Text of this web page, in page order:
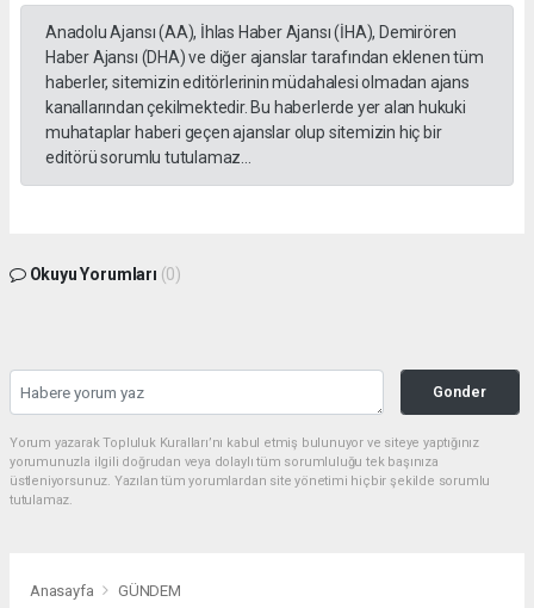
Anadolu Ajansı (AA), İhlas Haber Ajansı (İHA), Demirören
Haber Ajansı (DHA) ve diğer ajanslar tarafından eklenen tüm
haberler, sitemizin editörlerinin müdahalesi olmadan ajans
kanallarından çekilmektedir. Bu haberlerde yer alan hukuki
muhataplar haberi geçen ajanslar olup sitemizin hiç bir
editörü sorumlu tutulamaz...
Okuyu Yorumları (0)
Gonder
Yorum yazarak Topluluk Kuralları’nı kabul etmiş bulunuyor ve siteye yaptığınız
yorumunuzla ilgili doğrudan veya dolaylı tüm sorumluluğu tek başınıza
üstleniyorsunuz. Yazılan tüm yorumlardan site yönetimi hiçbir şekilde sorumlu
tutulamaz.
Anasayfa GÜNDEM